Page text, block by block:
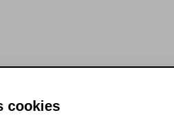
cookies